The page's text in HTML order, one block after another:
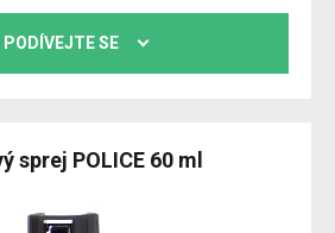
PODÍVEJTE SE
sprej POLICE 60 ml